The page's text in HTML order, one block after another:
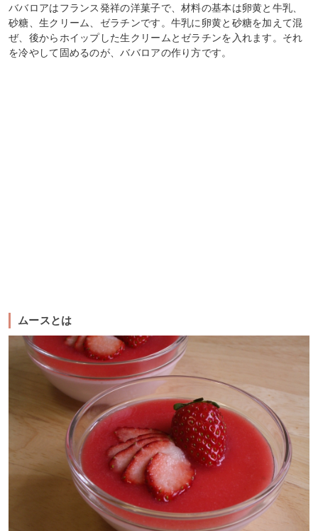
ババロアはフランス発祥の洋菓子で、材料の基本は卵黄と牛乳、
砂糖、生クリーム、ゼラチンです。牛乳に卵黄と砂糖を加えて混
ぜ、後からホイップした生クリームとゼラチンを入れます。それ
を冷やして固めるのが、ババロアの作り方です。
ムースとは